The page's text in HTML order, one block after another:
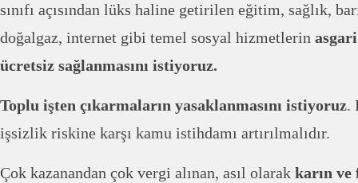
sınıfı açısından lüks haline getirilen eğitim, sağlık,
doğalgaz, internet gibi temel sosyal hizmetlerin
ücretsiz sağlanmasını istiyoruz.
Toplu işten çıkarmaların yasaklanmasını istiyoruz.
işsizlik riskine karşı kamu istihdamı artırılmalıdır.
Çok kazanandan çok vergi alınan, asıl olarak karın